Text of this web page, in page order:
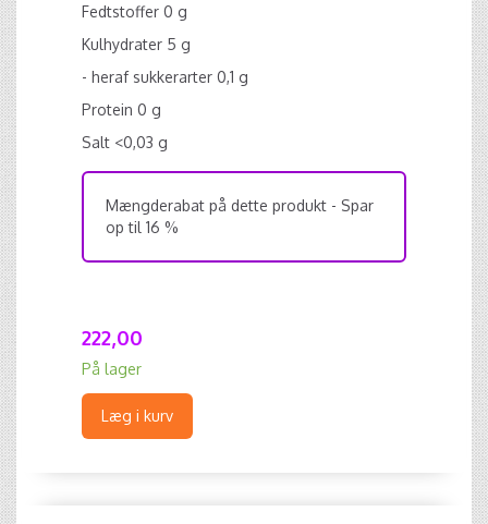
Fedtstoffer 0 g
Kulhydrater 5 g
- heraf sukkerarter 0,1 g
Protein 0 g
Salt <0,03 g
Mængderabat på dette produkt - Spar
op til 16 %
222,00
På lager
Læg i kurv